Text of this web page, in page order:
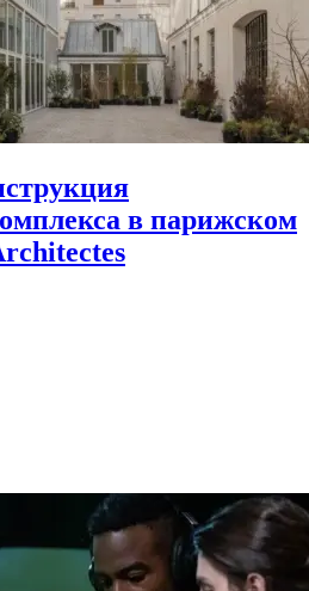
в парижском